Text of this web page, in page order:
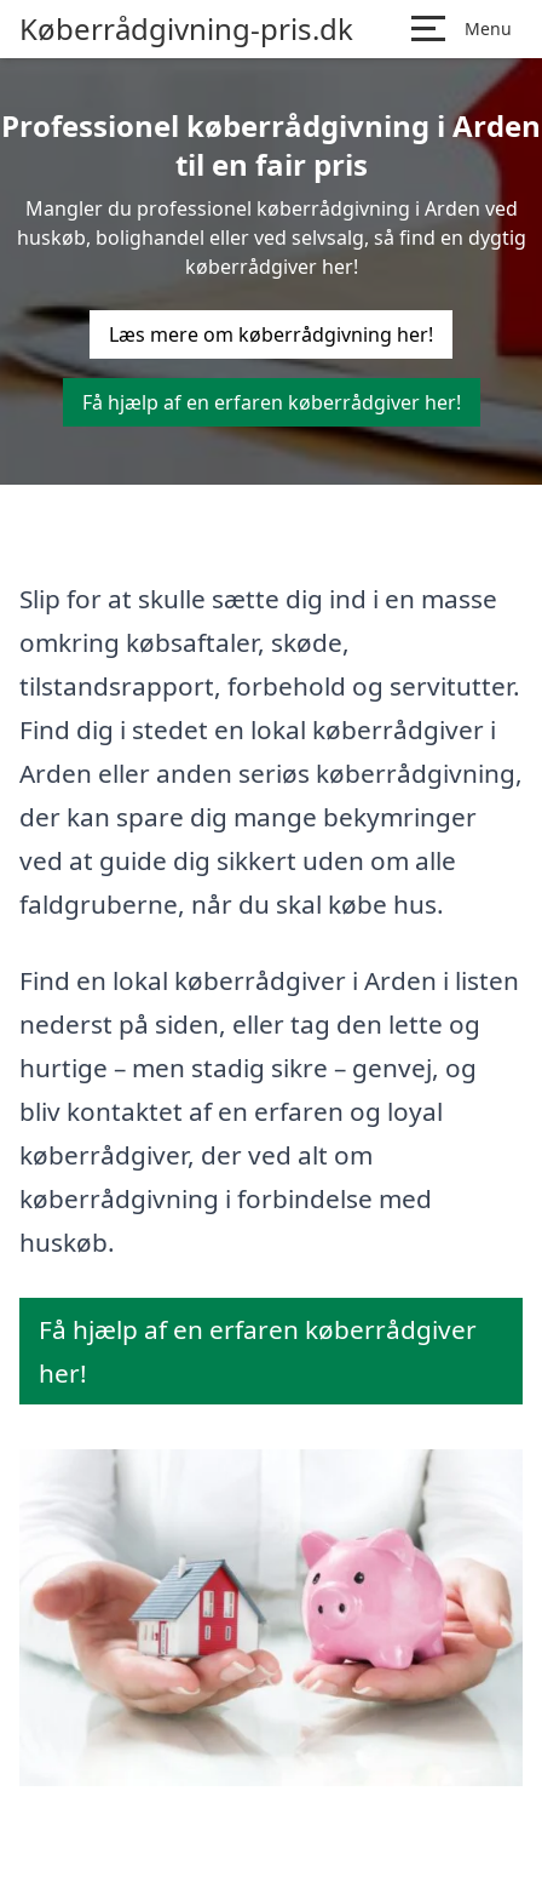
Køberrådgivning-pris.dk Menu
Professionel køberrådgivning i Arden
til en fair pris
Mangler du professionel køberrådgivning i Arden ved
huskøb, bolighandel eller ved selvsalg, så find en dygtig
køberrådgiver her!
Læs mere om køberrådgivning her!
Få hjælp af en erfaren køberrådgiver her!
Slip for at skulle sætte dig ind i en masse
omkring købsaftaler, skøde,
tilstandsrapport, forbehold og servitutter.
Find dig i stedet en lokal køberrådgiver i
Arden eller anden seriøs køberrådgivning,
der kan spare dig mange bekymringer
ved at guide dig sikkert uden om alle
faldgruberne, når du skal købe hus.
Find en lokal køberrådgiver i Arden i listen
nederst på siden, eller tag den lette og
hurtige – men stadig sikre – genvej, og
bliv kontaktet af en erfaren og loyal
køberrådgiver, der ved alt om
køberrådgivning i forbindelse med
huskøb.
Få hjælp af en erfaren køberrådgiver
her!